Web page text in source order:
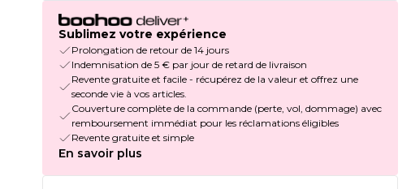
Sublimez votre expérience
Prolongation de retour de 14 jours
Indemnisation de 5 € par jour de retard de livraison
Revente gratuite et facile - récupérez de la valeur et offrez une
seconde vie à vos articles.
Couverture complète de la commande (perte, vol, dommage) avec
remboursement immédiat pour les réclamations éligibles
Revente gratuite et simple
En savoir plus